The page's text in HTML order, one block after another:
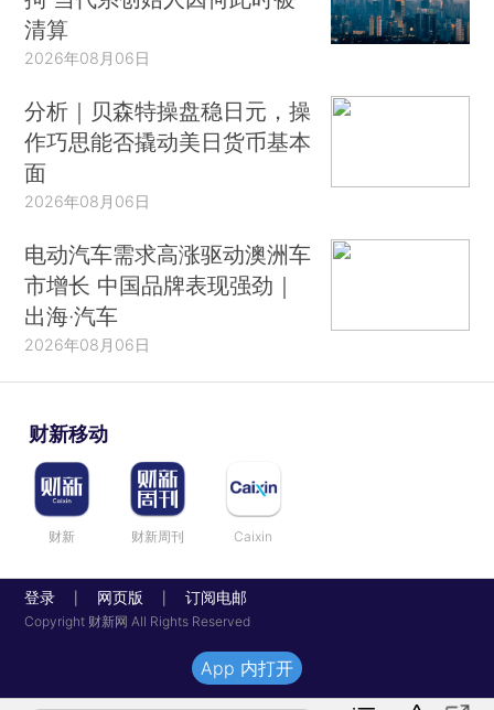
清算
2026年08月06日
分析｜贝森特操盘稳日元，操
作巧思能否撬动美日货币基本
面
2026年08月06日
电动汽车需求高涨驱动澳洲车
市增长 中国品牌表现强劲｜
出海·汽车
2026年08月06日
财新移动
财新 财新周刊 Caixin
登录 网页版 订阅电邮
Copyright 财新网 All Rights Reserved
App 内打开